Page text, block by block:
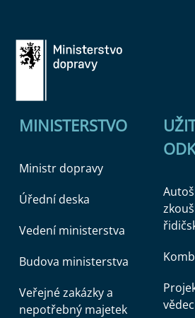
MINISTERSTVO
Ministr dopravy
Úřední deska
Vedení ministerstva
Budova ministerstva
Veřejné zakázky a
nepotřebný majetek